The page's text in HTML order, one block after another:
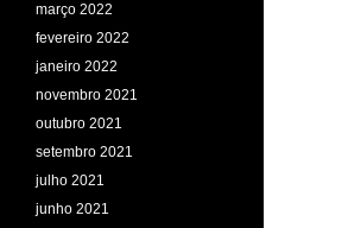
março 2022
fevereiro 2022
janeiro 2022
novembro 2021
outubro 2021
setembro 2021
julho 2021
junho 2021